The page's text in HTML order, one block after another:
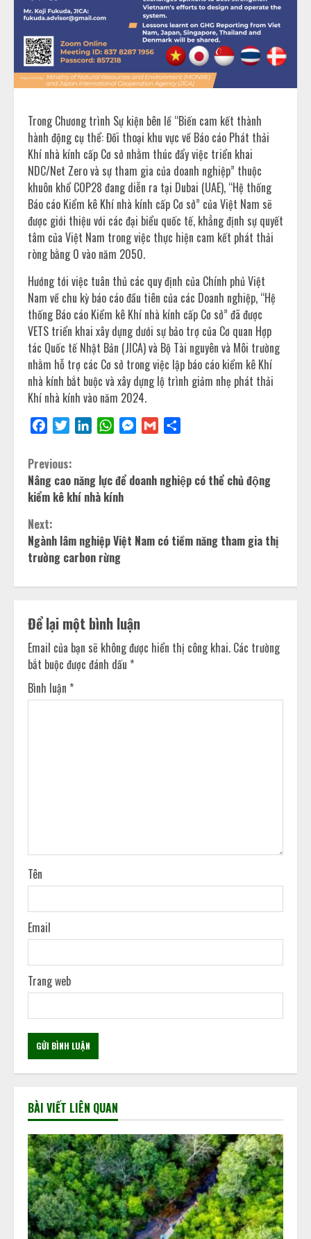
Trong Chương trình Sự kiện bên lề “Biến cam kết thành
hành động cụ thể: Đối thoại khu vực về Báo cáo Phát thải
Khí nhà kính cấp Cơ sở nhằm thúc đẩy việc triển khai
NDC/Net Zero và sự tham gia của doanh nghiệp” thuộc
khuôn khổ COP28 đang diễn ra tại Dubai (UAE), “Hệ thống
Báo cáo Kiểm kê Khí nhà kính cấp Cơ sở” của Việt Nam sẽ
được giới thiệu với các đại biểu quốc tế, khẳng định sự quyết
tâm của Việt Nam trong việc thực hiện cam kết phát thải
ròng bằng 0 vào năm 2050.
Hướng tới việc tuân thủ các quy định của Chính phủ Việt
Nam về chu kỳ báo cáo đầu tiên của các Doanh nghiệp, “Hệ
thống Báo cáo Kiểm kê Khí nhà kính cấp Cơ sở” đã được
VETS triển khai xây dựng dưới sự bảo trợ của Cơ quan Hợp
tác Quốc tế Nhật Bản (JICA) và Bộ Tài nguyên và Môi trường
nhằm hỗ trợ các Cơ sở trong việc lập báo cáo kiểm kê Khí
nhà kính bắt buộc và xây dựng lộ trình giảm nhẹ phát thải
Khí nhà kính vào năm 2024.
FacebookTwitterLinkedInWhatsAppMessenger
Gmail
Previous:
Nâng cao năng lực để doanh nghiệp có thể chủ động
kiểm kê khí nhà kính
Next:
Ngành lâm nghiệp Việt Nam có tiềm năng tham gia thị
trường carbon rừng
Để lại một bình luận
Email của bạn sẽ không được hiển thị công khai. Các trường
bắt buộc được đánh dấu *
Bình luận *
Tên
Email
Trang web
BÀI VIẾT LIÊN QUAN